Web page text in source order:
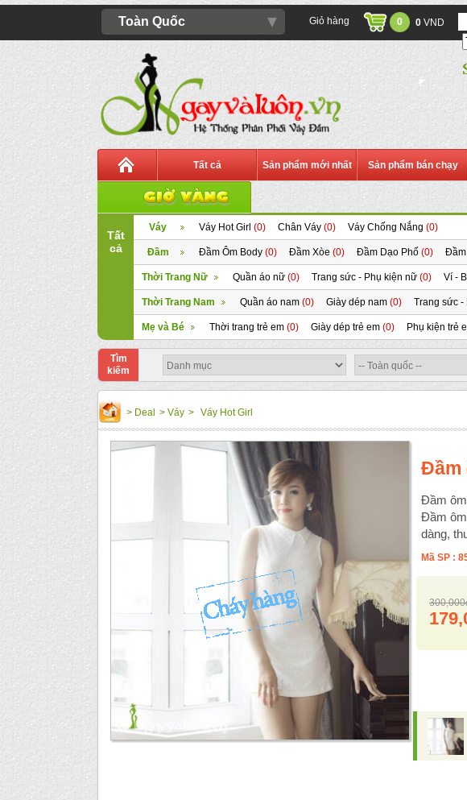
Toàn Quốc ▼ Giỏ hàng 0 0 VND
Tất cả Sản phẩm mới nhất Sản phẩm bán chạy
Tất
cả
Váy Váy Hot Girl (0) Chân Váy (0) Váy Chống Nắng (0)
Đầm Đầm Ôm Body (0) Đầm Xòe (0) Đầm Dạo Phố (0)
Thời Trang Nữ Quần áo nữ (0) Trang sức - Phụ kiện nữ (0) Ví -
Thời Trang Nam Quần áo nam (0) Giày dép nam (0) Trang sức -
Mẹ và Bé Thời trang trẻ em (0) Giày dép trẻ em (0) Phụ kiện trẻ
Tìm
kiếm
> Deal > Váy > Váy Hot Girl
Đầm
Đầm
Đầm
dàng,
Mã SP :